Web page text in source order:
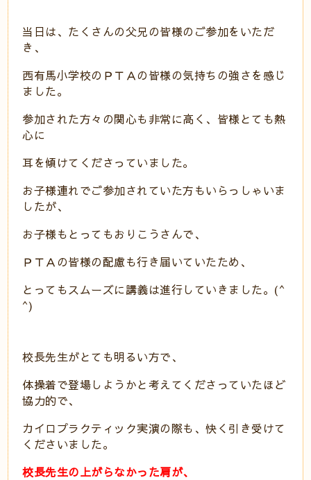
当日は、たくさんの父兄の皆様のご参加をいただ
き、
西有馬小学校のＰＴＡの皆様の気持ちの強さを感じ
ました。
参加された方々の関心も非常に高く、皆様とても熱
心に
耳を傾けてくださっていました。
お子様連れでご参加されていた方もいらっしゃいま
したが、
お子様もとってもおりこうさんで、
ＰＴＡの皆様の配慮も行き届いていたため、
とってもスムーズに講義は進行していきました。(^
^)
校長先生がとても明るい方で、
体操着で登場しようかと考えてくださっていたほど
協力的で、
カイロプラクティック実演の際も、快く引き受けて
くださいました。
校長先生の上がらなかった肩が、